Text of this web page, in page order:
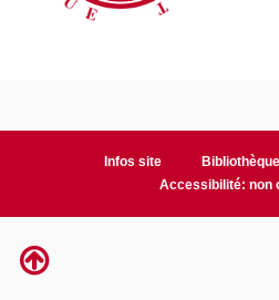
Infos site Bibliothèque
Accessibilité: non